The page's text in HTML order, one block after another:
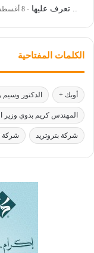
.. تعرف عليها
8 أغسطس، 2026
الكلمات المفتاحية
أوبك + الدكتور وسيم
المهندس كريم بدوي وزير
شركة بتروتريد شركة